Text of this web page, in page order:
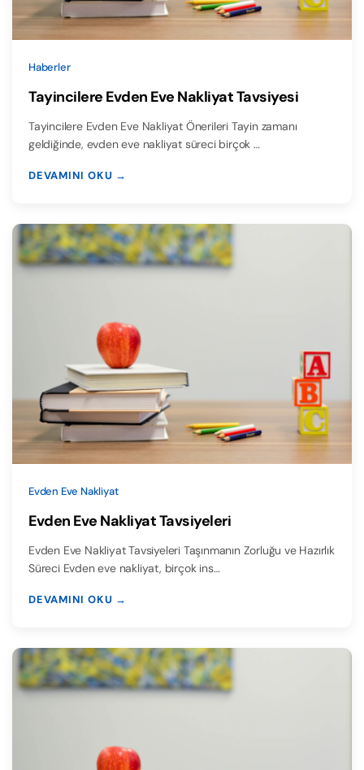
Haberler
Tayincilere Evden Eve Nakliyat Tavsiyesi
Tayincilere Evden Eve Nakliyat Önerileri Tayin zamanı
geldiğinde, evden eve nakliyat süreci birçok …
DEVAMINI OKU →
Evden Eve Nakliyat
Evden Eve Nakliyat Tavsiyeleri
Evden Eve Nakliyat Tavsiyeleri Taşınmanın Zorluğu ve Hazırlık
Süreci Evden eve nakliyat, birçok ins…
DEVAMINI OKU →